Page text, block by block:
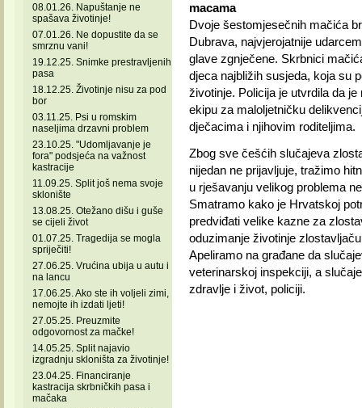
08.01.26. Napuštanje ne
spašava životinje!
07.01.26. Ne dopustite da se
smrznu vani!
19.12.25. Snimke prestravljenih
pasa
18.12.25. Životinje nisu za pod
bor
03.11.25. Psi u romskim
naseljima drzavni problem
23.10.25. "Udomljavanje je
fora" podsjeća na važnost
kastracije
11.09.25. Split još nema svoje
sklonište
13.08.25. Otežano dišu i guše
se cijeli život
01.07.25. Tragedija se mogla
spriječiti!
27.06.25. Vrućina ubija u autu i
na lancu
17.06.25. Ako ste ih voljeli zimi,
nemojte ih izdati ljeti!
27.05.25. Preuzmite
odgovornost za mačke!
14.05.25. Split najavio
izgradnju skloništa za životinje!
23.04.25. Financiranje
kastracija skrbničkih pasa i
mačaka
macama
Dvoje šestomjesečnih mačića
Dubrava, najvjerojatnije
glave zgnječene. Skrbnici
djeca najbližih susjeda, koja su
životinje. Policija je utvrdila da
ekipu za maloljetničku
dječacima i njihovim roditeljima.
Zbog sve češćih slučajeva
nijedan ne prijavljuje, tražimo
u rješavanju velikog problema
Smatramo kako je Hrvatskoj
predviđati velike kazne za
oduzimanje životinje
Apeliramo na građane da
veterinarskoj inspekciji, a
zdravlje i život, policiji.